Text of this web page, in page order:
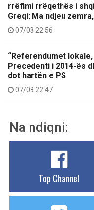
rrëfimi rrëqethës i
Greqi: Ma ndjeu
07/08 22:56
“Referendumet
Precedenti i 2014-ës
dot hartën e PS
07/08 22:47
Na ndiqni:
Top Channel